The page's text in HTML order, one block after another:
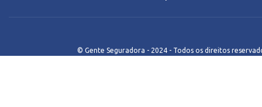
© Gente Seguradora - 2024 - Todos os direitos